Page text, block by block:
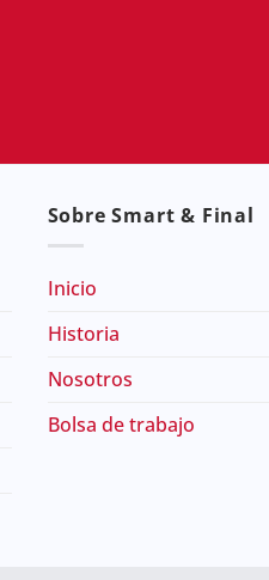
Sobre Smart & Final
Inicio
Historia
Nosotros
Bolsa de trabajo